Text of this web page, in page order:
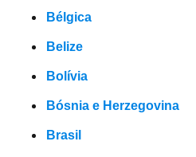
Bélgica
Belize
Bolívia
Bósnia e Herzegovina
Brasil